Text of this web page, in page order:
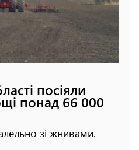
посіяли
понад 66 000
зі жнивами.